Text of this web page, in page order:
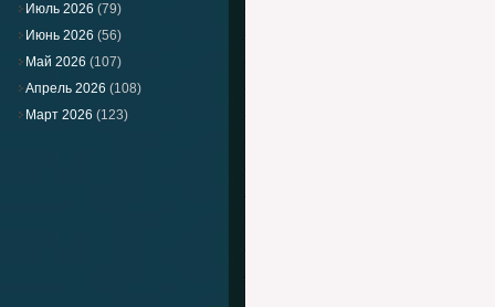
Июль 2026 (79)
Июнь 2026 (56)
Май 2026 (107)
Апрель 2026 (108)
Март 2026 (123)